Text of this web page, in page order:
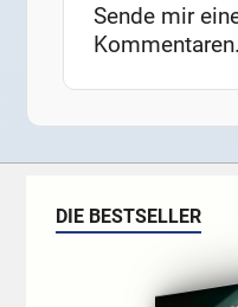
Sende mir
Kommentaren.
DIE BESTSELLER